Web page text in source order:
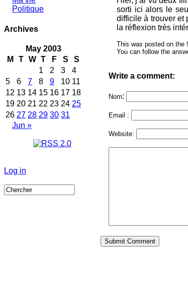
Politique
Archives
May 2003
M
T W T F S
S
1
2 3
4
5
6 7 8 9 10 11
12 13 14 15 16 17 18
19 20 21 22 23 24 25
26 27 28 29 30 31
Jun »
Log in
sorti ici alors le
difficile à trouver et
la réflexion très
This was posted on the
You can follow the
Write a comment:
Nom:
Email :
Website: